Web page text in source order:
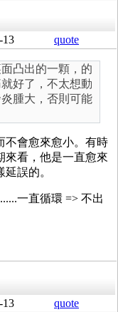
13 quote
凸出的一顆，的
好了，不太想動
腫大，否則可能
不會愈來愈小。有時
來看，他是一直愈來
誤的。
一直循環 => 不出
13 quote